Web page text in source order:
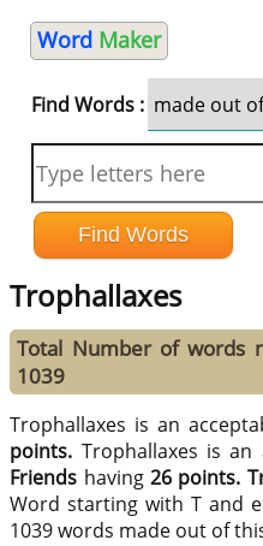
Word Maker
Find Words :
Trophallaxes
Total Number of words
1039
Trophallaxes is an
points. Trophallaxes is
Friends having26 points.
Word starting with T and
1039 words made out of